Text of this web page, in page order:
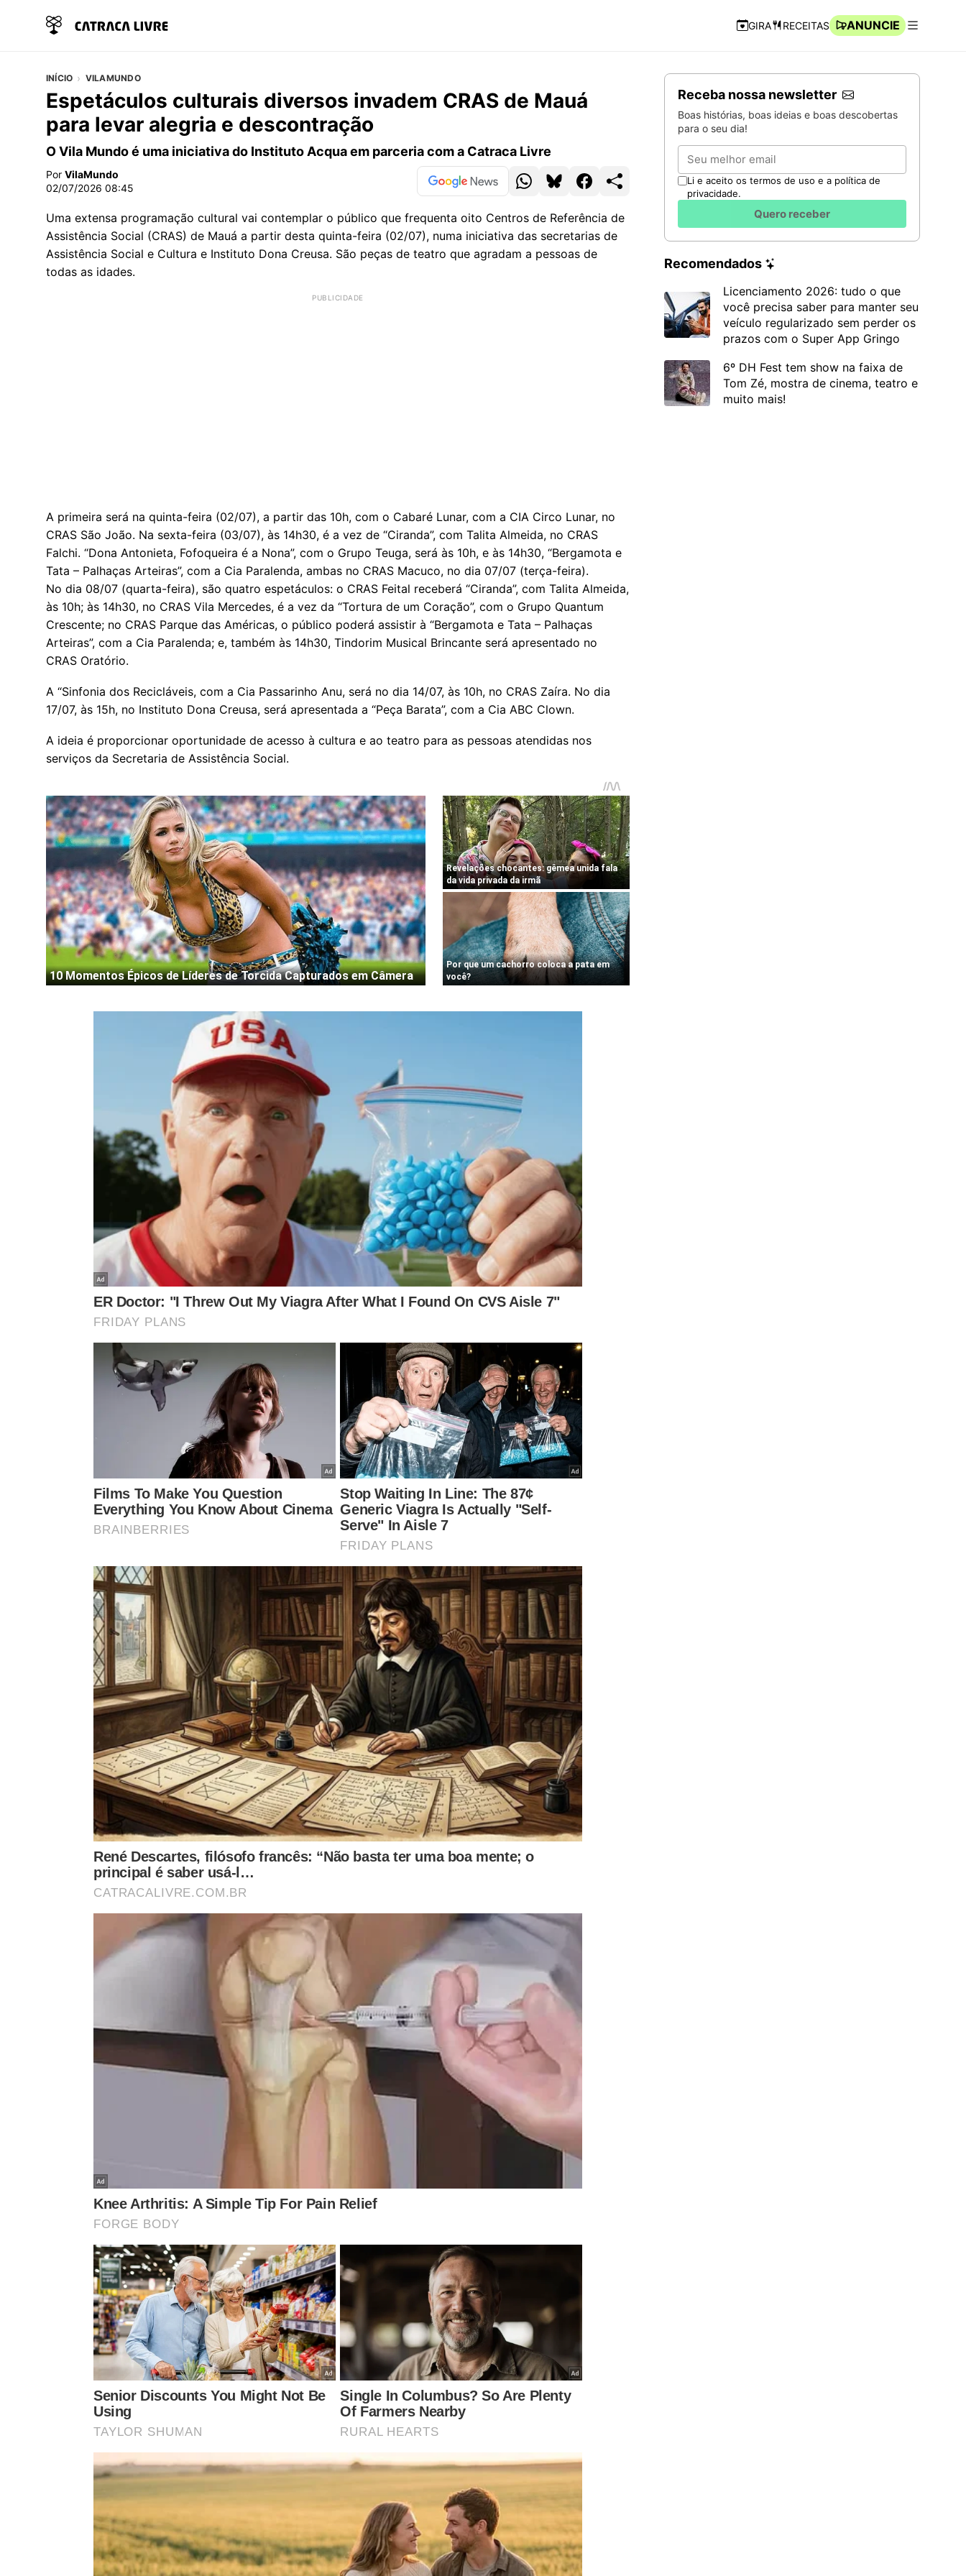
Navegação Rápida
GIRA RECEITAS
ANUNCIE
INÍCIO VILAMUNDO
Espetáculos culturais diversos invadem CRAS de Mauá
para levar alegria e descontração
O Vila Mundo é uma iniciativa do Instituto Acqua em parceria com a Catraca Livre
Por VilaMundo
02/07/2026 08:45
Uma extensa programação cultural vai contemplar o público que frequenta oito Centros de Referência de
Assistência Social (CRAS) de Mauá a partir desta quinta-feira (02/07), numa iniciativa das secretarias de
Assistência Social e Cultura e Instituto Dona Creusa. São peças de teatro que agradam a pessoas de
todas as idades.
A primeira será na quinta-feira (02/07), a partir das 10h, com o Cabaré Lunar, com a CIA Circo Lunar, no
CRAS São João. Na sexta-feira (03/07), às 14h30, é a vez de “Ciranda”, com Talita Almeida, no CRAS
Falchi. “Dona Antonieta, Fofoqueira é a Nona”, com o Grupo Teuga, será às 10h, e às 14h30, “Bergamota e
Tata – Palhaças Arteiras”, com a Cia Paralenda, ambas no CRAS Macuco, no dia 07/07 (terça-feira).
No dia 08/07 (quarta-feira), são quatro espetáculos: o CRAS Feital receberá “Ciranda”, com Talita Almeida,
às 10h; às 14h30, no CRAS Vila Mercedes, é a vez da “Tortura de um Coração”, com o Grupo Quantum
Crescente; no CRAS Parque das Américas, o público poderá assistir à “Bergamota e Tata – Palhaças
Arteiras”, com a Cia Paralenda; e, também às 14h30, Tindorim Musical Brincante será apresentado no
CRAS Oratório.
A “Sinfonia dos Recicláveis, com a Cia Passarinho Anu, será no dia 14/07, às 10h, no CRAS Zaíra. No dia
17/07, às 15h, no Instituto Dona Creusa, será apresentada a “Peça Barata”, com a Cia ABC Clown.
A ideia é proporcionar oportunidade de acesso à cultura e ao teatro para as pessoas atendidas nos
serviços da Secretaria de Assistência Social.
Receba nossa newsletter
Boas histórias, boas ideias e boas descobertas
para o seu dia!
Email
Li e aceito os termos de uso e a política de
privacidade.
Quero receber
Recomendados
Licenciamento 2026: tudo o que
você precisa saber para manter seu
veículo regularizado sem perder os
prazos com o Super App Gringo
6º DH Fest tem show na faixa de
Tom Zé, mostra de cinema, teatro e
muito mais!